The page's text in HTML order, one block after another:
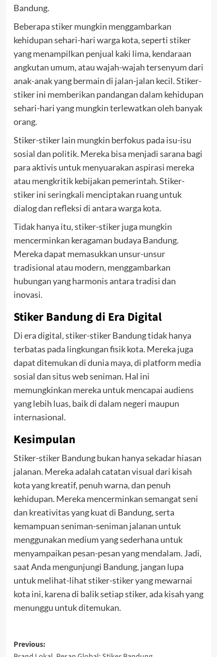
Bandung.
Beberapa stiker mungkin menggambarkan
kehidupan sehari-hari warga kota, seperti stiker
yang menampilkan penjual kaki lima, kendaraan
angkutan umum, atau wajah-wajah tersenyum dari
anak-anak yang bermain di jalan-jalan kecil. Stiker-
stiker ini memberikan pandangan dalam kehidupan
sehari-hari yang mungkin terlewatkan oleh banyak
orang.
Stiker-stiker lain mungkin berfokus pada isu-isu
sosial dan politik. Mereka bisa menjadi sarana bagi
para aktivis untuk menyuarakan aspirasi mereka
atau mengkritik kebijakan pemerintah. Stiker-
stiker ini seringkali menciptakan ruang untuk
dialog dan refleksi di antara warga kota.
Tidak hanya itu, stiker-stiker juga mungkin
mencerminkan keragaman budaya Bandung.
Mereka dapat memasukkan unsur-unsur
tradisional atau modern, menggambarkan
hubungan yang harmonis antara tradisi dan
inovasi.
Stiker Bandung di Era Digital
Di era digital, stiker-stiker Bandung tidak hanya
terbatas pada lingkungan fisik kota. Mereka juga
dapat ditemukan di dunia maya, di platform media
sosial dan situs web seniman. Hal ini
memungkinkan mereka untuk mencapai audiens
yang lebih luas, baik di dalam negeri maupun
internasional.
Kesimpulan
Stiker-stiker Bandung bukan hanya sekadar hiasan
jalanan. Mereka adalah catatan visual dari kisah
kota yang kreatif, penuh warna, dan penuh
kehidupan. Mereka mencerminkan semangat seni
dan kreativitas yang kuat di Bandung, serta
kemampuan seniman-seniman jalanan untuk
menggunakan medium yang sederhana untuk
menyampaikan pesan-pesan yang mendalam. Jadi,
saat Anda mengunjungi Bandung, jangan lupa
untuk melihat-lihat stiker-stiker yang mewarnai
kota ini, karena di balik setiap stiker, ada kisah yang
menunggu untuk ditemukan.
Post
Previous: